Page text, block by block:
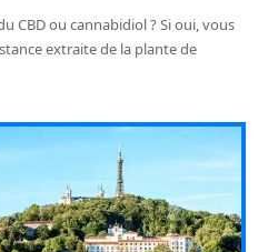
CBD ou cannabidiol ? Si oui, vous
extraite de la plante de